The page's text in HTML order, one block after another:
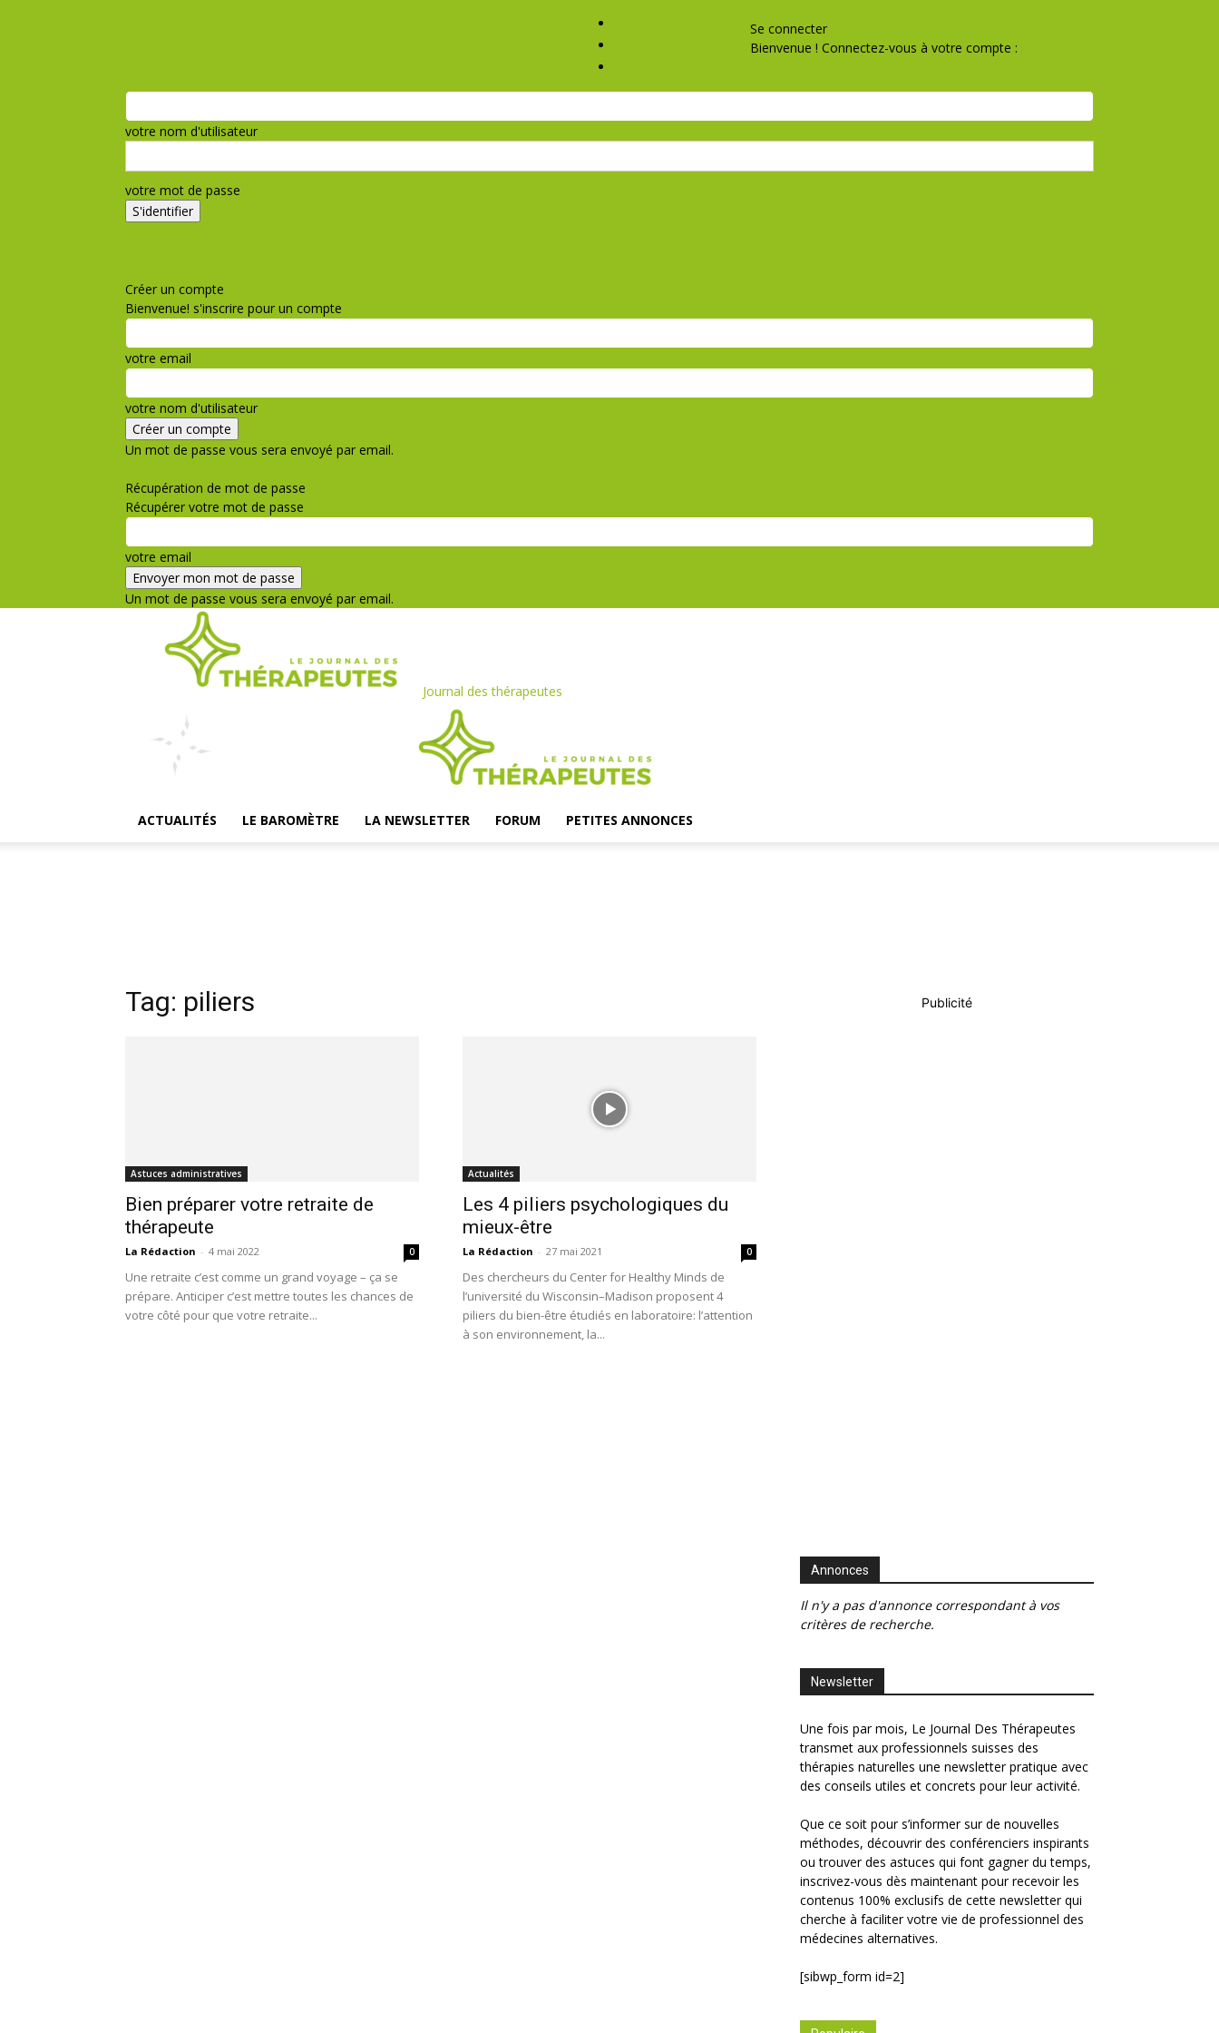
Se connecter
Bienvenue ! Connectez-vous à votre compte :
votre nom d'utilisateur
votre mot de passe
Créer un compte
Bienvenue! s'inscrire pour un compte
votre email
votre nom d'utilisateur
Un mot de passe vous sera envoyé par email.
Récupération de mot de passe
Récupérer votre mot de passe
votre email
Un mot de passe vous sera envoyé par email.
Journal des thérapeutes
ACTUALITÉS LE BAROMÈTRE LA NEWSLETTER FORUM PETITES ANNONCES
Tag: piliers
Astuces administratives
Bien préparer votre retraite de
thérapeute
La Rédaction - 4 mai 2022 0
Une retraite c’est comme un grand voyage – ça se
prépare. Anticiper c’est mettre toutes les chances de
votre côté pour que votre retraite...
Actualités
Les 4 piliers psychologiques du
mieux-être
La Rédaction - 27 mai 2021 0
Des chercheurs du Center for Healthy Minds de
l’université du Wisconsin–Madison proposent 4
piliers du bien-être étudiés en laboratoire: l’attention
à son environnement, la...
Publicité
Annonces
Il n'y a pas d'annonce correspondant à vos
critères de recherche.
Newsletter
Une fois par mois, Le Journal Des Thérapeutes
transmet aux professionnels suisses des
thérapies naturelles une newsletter pratique avec
des conseils utiles et concrets pour leur activité.
Que ce soit pour s’informer sur de nouvelles
méthodes, découvrir des conférenciers inspirants
ou trouver des astuces qui font gagner du temps,
inscrivez-vous dès maintenant pour recevoir les
contenus 100% exclusifs de cette newsletter qui
cherche à faciliter votre vie de professionnel des
médecines alternatives.
[sibwp_form id=2]